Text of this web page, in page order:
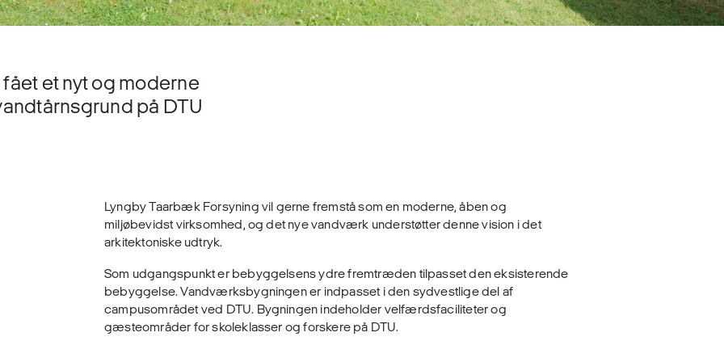
et nyt og moderne
på DTU
Lyngby Taarbæk Forsyning vil gerne fremstå som en moderne, åben og
miljøbevidst virksomhed, og det nye vandværk understøtter denne vision i det
arkitektoniske udtryk.
Som udgangspunkt er bebyggelsens ydre fremtræden tilpasset den eksisterende
bebyggelse. Vandværksbygningen er indpasset i den sydvestlige del af
campusområdet ved DTU. Bygningen indeholder velfærdsfaciliteter og
gæsteområder for skoleklasser og forskere på DTU.